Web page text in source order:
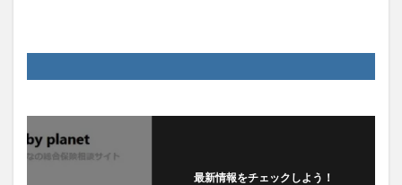
最新情報をチェックしよう！